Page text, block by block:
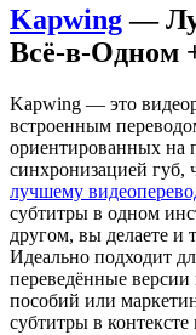
Kapwing—
Всё-в-Одном
Kapwing — это
встроенным
ориентированных на
синхронизацией губ,
лучшему
субтитры в одном
другом, вы делаете и
Идеально подходит
переведённые версии
пособий или
субтитры в